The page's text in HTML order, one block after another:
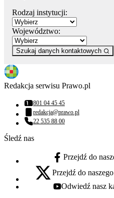
Rodzaj instytucji:
Województwo:
Szukaj danych kontaktowych
Redakcja serwisu Prawo.pl
Numer telefonu:
801 04 45 45
Adres email:
redakcja@prawo.pl
Numer telefonu:
22 535 88 00
Śledź nas
facebook - otwiera się w
Przejdź do
x - otwiera się w nowej karcie
Przejdź do
youtube - otwiera się w
Odwiedź nasz